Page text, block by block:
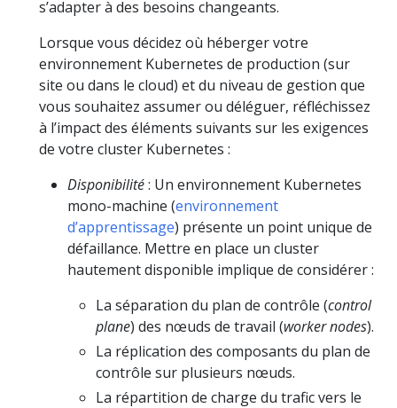
s’adapter à des besoins changeants.
Lorsque vous décidez où héberger votre
environnement Kubernetes de production (sur
site ou dans le cloud) et du niveau de gestion que
vous souhaitez assumer ou déléguer, réfléchissez
à l’impact des éléments suivants sur les exigences
de votre cluster Kubernetes :
Disponibilité: Un environnement Kubernetes
mono-machine (environnement
d’apprentissage) présente un point unique de
défaillance. Mettre en place un cluster
hautement disponible implique de considérer :
La séparation du plan de contrôle (control
plane) des nœuds de travail (worker nodes).
La réplication des composants du plan de
contrôle sur plusieurs nœuds.
La répartition de charge du trafic vers le